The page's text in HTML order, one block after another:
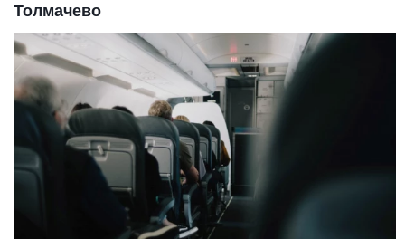
Толмачево